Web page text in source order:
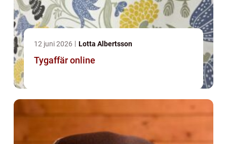
12 juni 2026 Lotta Albertsson
Tygaffär online